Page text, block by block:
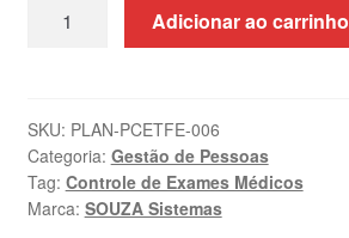
Exames,
Treinamentos
e
Férias
Adicionar ao carrinho
SKU: PLAN-PCETFE-006
Categoria: Gestão de Pessoas
Tag: Controle de Exames Médicos
Marca: SOUZA Sistemas